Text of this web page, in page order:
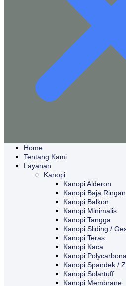
Home
Tentang Kami
Layanan
Kanopi
Kanopi Alderon
Kanopi Baja Ringan
Kanopi Balkon
Kanopi Minimalis
Kanopi Tangga
Kanopi Sliding /
Kanopi Teras
Kanopi Kaca
Kanopi
Kanopi Spandek /
Kanopi Solartuff
Kanopi Membrane